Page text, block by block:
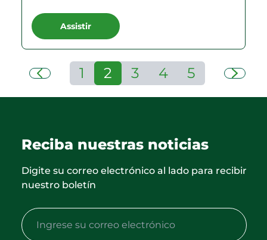
Assistir
1 2 3 4 5
Reciba nuestras noticias
Digite su correo electrónico al lado para recibir
nuestro boletín